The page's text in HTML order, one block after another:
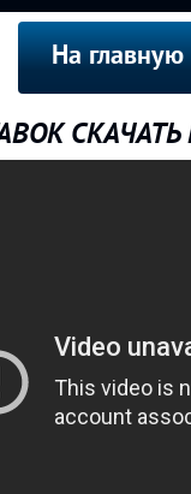
На главную